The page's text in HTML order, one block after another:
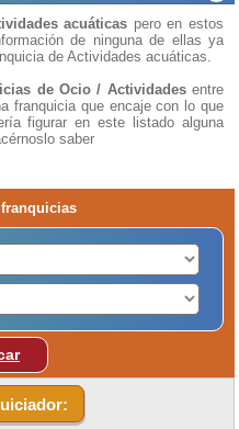
acuáticas pero en estos
de ninguna de ellas ya
de Actividades acuáticas.
de Ocio / Actividadesentre
franquicia que encaje con lo que
figurar en este listado alguna
saber